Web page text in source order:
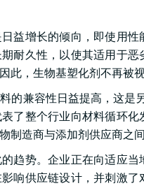
益增长的倾向，即使用
耐久性，以使其适用于
此，生物基塑化剂不再被
的兼容性日益提高，这是
了整个行业向材料循环
制造商与添加剂供应商之间
趋势。企业正在向适应
响供应链设计，并刺激